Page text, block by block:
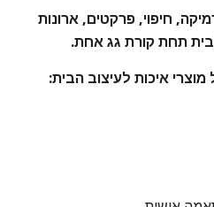
חיפוי, פרקטים, ארונות
תחת קורת גג אחת.
מוצרי איכות לעיצוב הבית: